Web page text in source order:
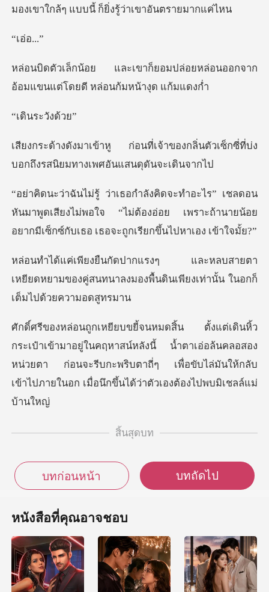
อ่อ
อมปล่อยหล่อนออกจาก
อ้อมแขนแต่โด
นระวั
้าของกลิ่นตัวเซ็กซี่ที่บ่ง
บอกถึงร
น
หันมาพูดเสียงไม่พอใจ “ไม่ต้องอ่อย เพราะถ้านายน้อย
อยา
ายตา
เหยียดหยามของคู่สนทนาลงมองพื้นดินเพี
นคฤหาสน์หลังนี้ น้ำตาเอ่อล้นคลอสอง
หน่วยตา ก่อนจะรีบกะพริบตาถี่ๆ เพื่อขับไล
สิ้นสุดบท
บทก่อนหน้า บทถัดไป
หนังสือที่คุณอาจชอบ